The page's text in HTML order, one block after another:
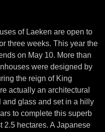
of Laeken are open to
three weeks. This year the
on May 10. More than
were designed by
the reign of King
actually an architectural
and glass and set in a hilly
to complete this superb
2.5 hectares. A Japanese